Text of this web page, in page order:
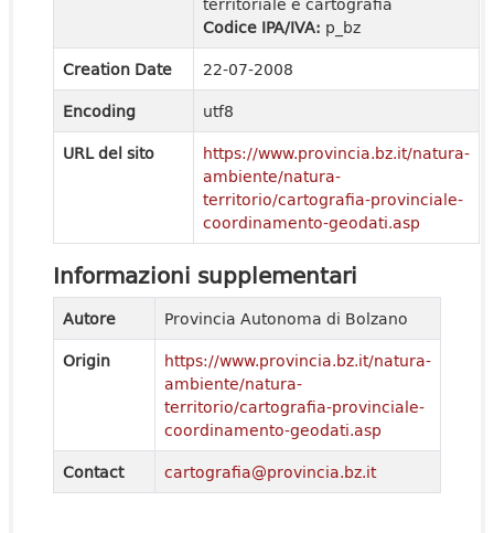
Codice IPA/IVA: p_bz
Creation Date
22-07-2008
Encoding
utf8
URL del sito
https://www.provincia.bz.it/natura-
ambiente/natura-
territorio/cartografia-provinciale-
coordinamento-geodati.asp
Informazioni supplementari
Autore
Provincia Autonoma di Bolzano
Origin
https://www.provincia.bz.it/natura-
ambiente/natura-
territorio/cartografia-provinciale-
coordinamento-geodati.asp
Contact
cartografia@provincia.bz.it